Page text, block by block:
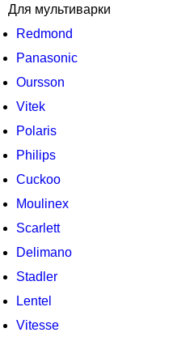
Для мультиварки
Redmond
Panasonic
Oursson
Vitek
Polaris
Philips
Cuckoo
Moulinex
Scarlett
Delimano
Stadler
Lentel
Vitesse